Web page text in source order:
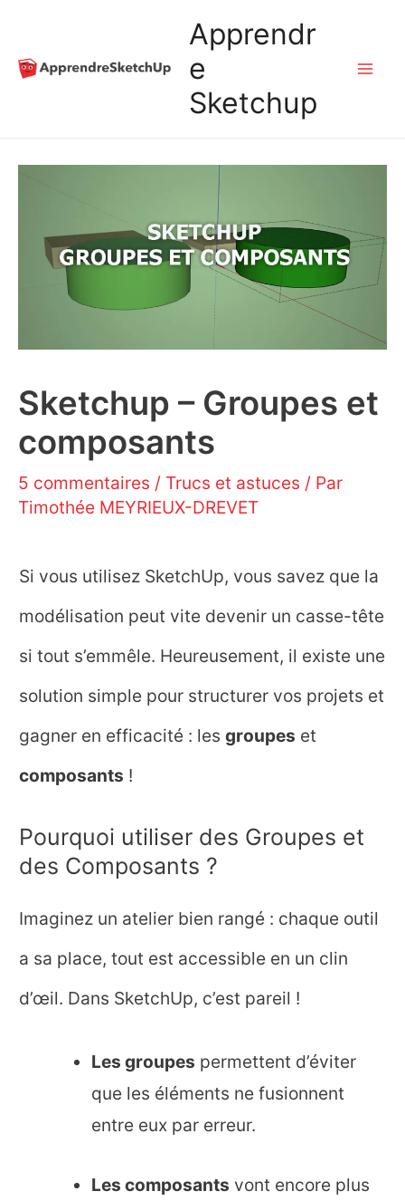
au
Apprendr
e
Sketchup
Sketchup – Groupes et
composants
5 commentaires / Trucs et astuces / Par
Timothée MEYRIEUX-DREVET
Si vous utilisez SketchUp, vous savez que la
modélisation peut vite devenir un casse-tête
si tout s’emmêle. Heureusement, il existe une
solution simple pour structurer vos projets et
gagner en efficacité : les groupes et
composants !
Pourquoi utiliser des Groupes et
des Composants ?
Imaginez un atelier bien rangé : chaque outil
a sa place, tout est accessible en un clin
d’œil. Dans SketchUp, c’est pareil !
Les groupes permettent d’éviter
que les éléments ne fusionnent
entre eux par erreur.
Les composants vont encore plus